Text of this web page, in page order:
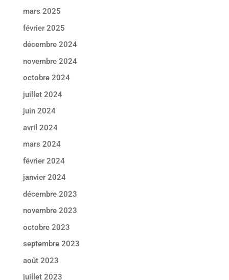
mars 2025
février 2025
décembre 2024
novembre 2024
octobre 2024
juillet 2024
juin 2024
avril 2024
mars 2024
février 2024
janvier 2024
décembre 2023
novembre 2023
octobre 2023
septembre 2023
août 2023
juillet 2023